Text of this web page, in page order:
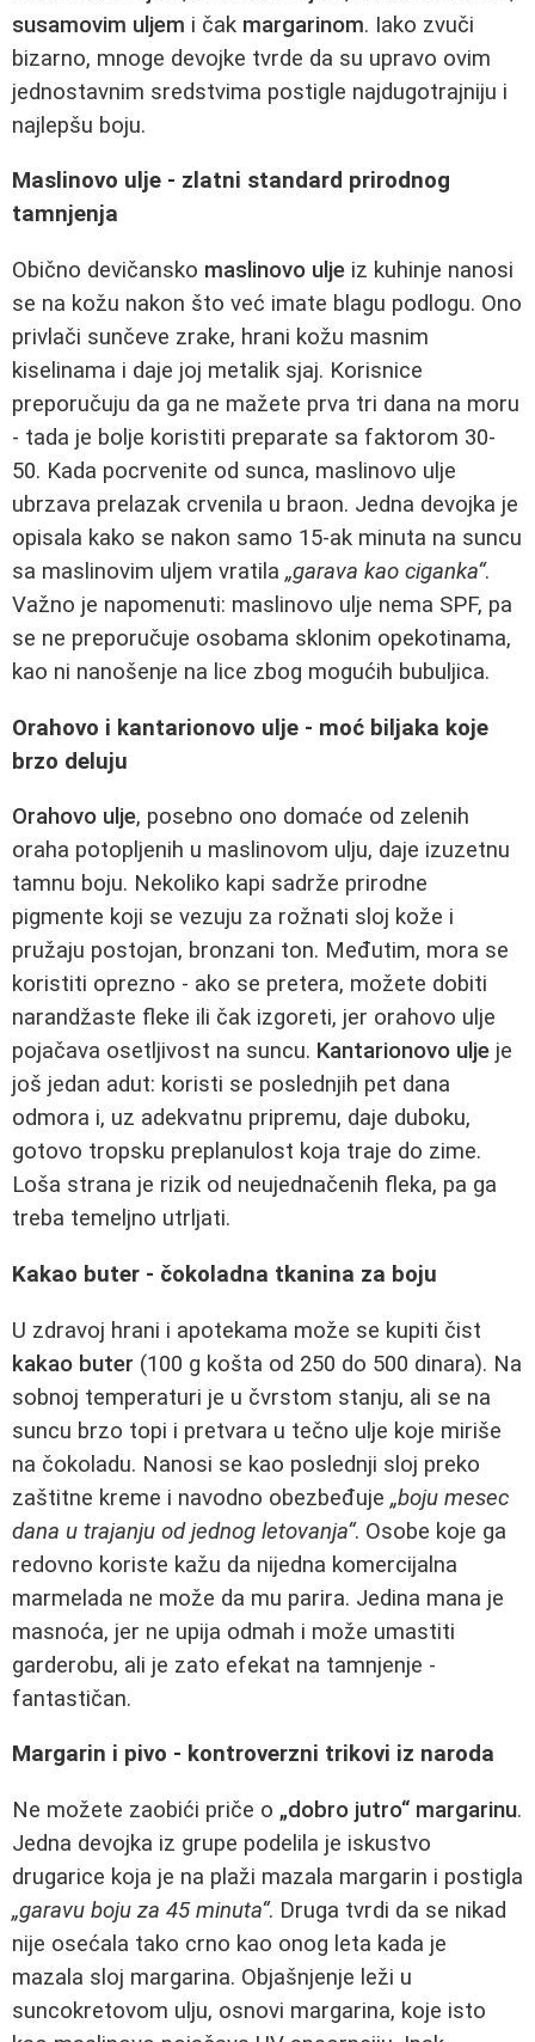
susamovim uljem i čak margarinom. Iako zvuči
bizarno, mnoge devojke tvrde da su upravo ovim
jednostavnim sredstvima postigle najdugotrajniju i
najlepšu boju.
Maslinovo ulje - zlatni standard prirodnog
tamnjenja
Obično devičansko maslinovo ulje iz kuhinje nanosi
se na kožu nakon što već imate blagu podlogu. Ono
privlači sunčeve zrake, hrani kožu masnim
kiselinama i daje joj metalik sjaj. Korisnice
preporučuju da ga ne mažete prva tri dana na moru
- tada je bolje koristiti preparate sa faktorom 30-
50. Kada pocrvenite od sunca, maslinovo ulje
ubrzava prelazak crvenila u braon. Jedna devojka je
opisala kako se nakon samo 15-ak minuta na suncu
sa maslinovim uljem vratila „garava kao ciganka“.
Važno je napomenuti: maslinovo ulje nema SPF, pa
se ne preporučuje osobama sklonim opekotinama,
kao ni nanošenje na lice zbog mogućih bubuljica.
Orahovo i kantarionovo ulje - moć biljaka koje
brzo deluju
Orahovo ulje, posebno ono domaće od zelenih
oraha potopljenih u maslinovom ulju, daje izuzetnu
tamnu boju. Nekoliko kapi sadrže prirodne
pigmente koji se vezuju za rožnati sloj kože i
pružaju postojan, bronzani ton. Međutim, mora se
koristiti oprezno - ako se pretera, možete dobiti
narandžaste fleke ili čak izgoreti, jer orahovo ulje
pojačava osetljivost na suncu. Kantarionovo ulje je
još jedan adut: koristi se poslednjih pet dana
odmora i, uz adekvatnu pripremu, daje duboku,
gotovo tropsku preplanulost koja traje do zime.
Loša strana je rizik od neujednačenih fleka, pa ga
treba temeljno utrljati.
Kakao buter - čokoladna tkanina za boju
U zdravoj hrani i apotekama može se kupiti čist
kakao buter (100 g košta od 250 do 500 dinara). Na
sobnoj temperaturi je u čvrstom stanju, ali se na
suncu brzo topi i pretvara u tečno ulje koje miriše
na čokoladu. Nanosi se kao poslednji sloj preko
zaštitne kreme i navodno obezbeđuje „boju mesec
dana u trajanju od jednog letovanja“. Osobe koje ga
redovno koriste kažu da nijedna komercijalna
marmelada ne može da mu parira. Jedina mana je
masnoća, jer ne upija odmah i može umastiti
garderobu, ali je zato efekat na tamnjenje -
fantastičan.
Margarin i pivo - kontroverzni trikovi iz naroda
Ne možete zaobići priče o „dobro jutro“ margarinu.
Jedna devojka iz grupe podelila je iskustvo
drugarice koja je na plaži mazala margarin i postigla
„garavu boju za 45 minuta“. Druga tvrdi da se nikad
nije osećala tako crno kao onog leta kada je
mazala sloj margarina. Objašnjenje leži u
suncokretovom ulju, osnovi margarina, koje isto